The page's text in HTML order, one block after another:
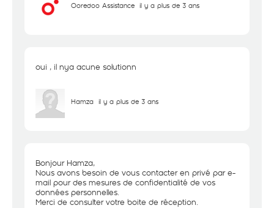
Ooredoo Assistance il y a plus de 3 ans
oui , il nya acune solutionn
Hamza il y a plus de 3 ans
Bonjour Hamza,
Nous avons besoin de vous contacter en privé par e-
mail pour des mesures de confidentialité de vos
données personnelles.
Merci de consulter votre boite de réception.